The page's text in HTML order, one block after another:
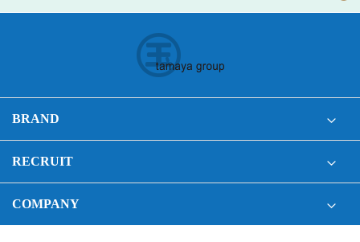
BRAND
RECRUIT
COMPANY